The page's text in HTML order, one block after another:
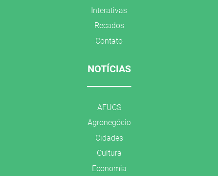
Interativas
Recados
Contato
NOTÍCIAS
AFUCS
Agronegócio
Cidades
Cultura
Economia